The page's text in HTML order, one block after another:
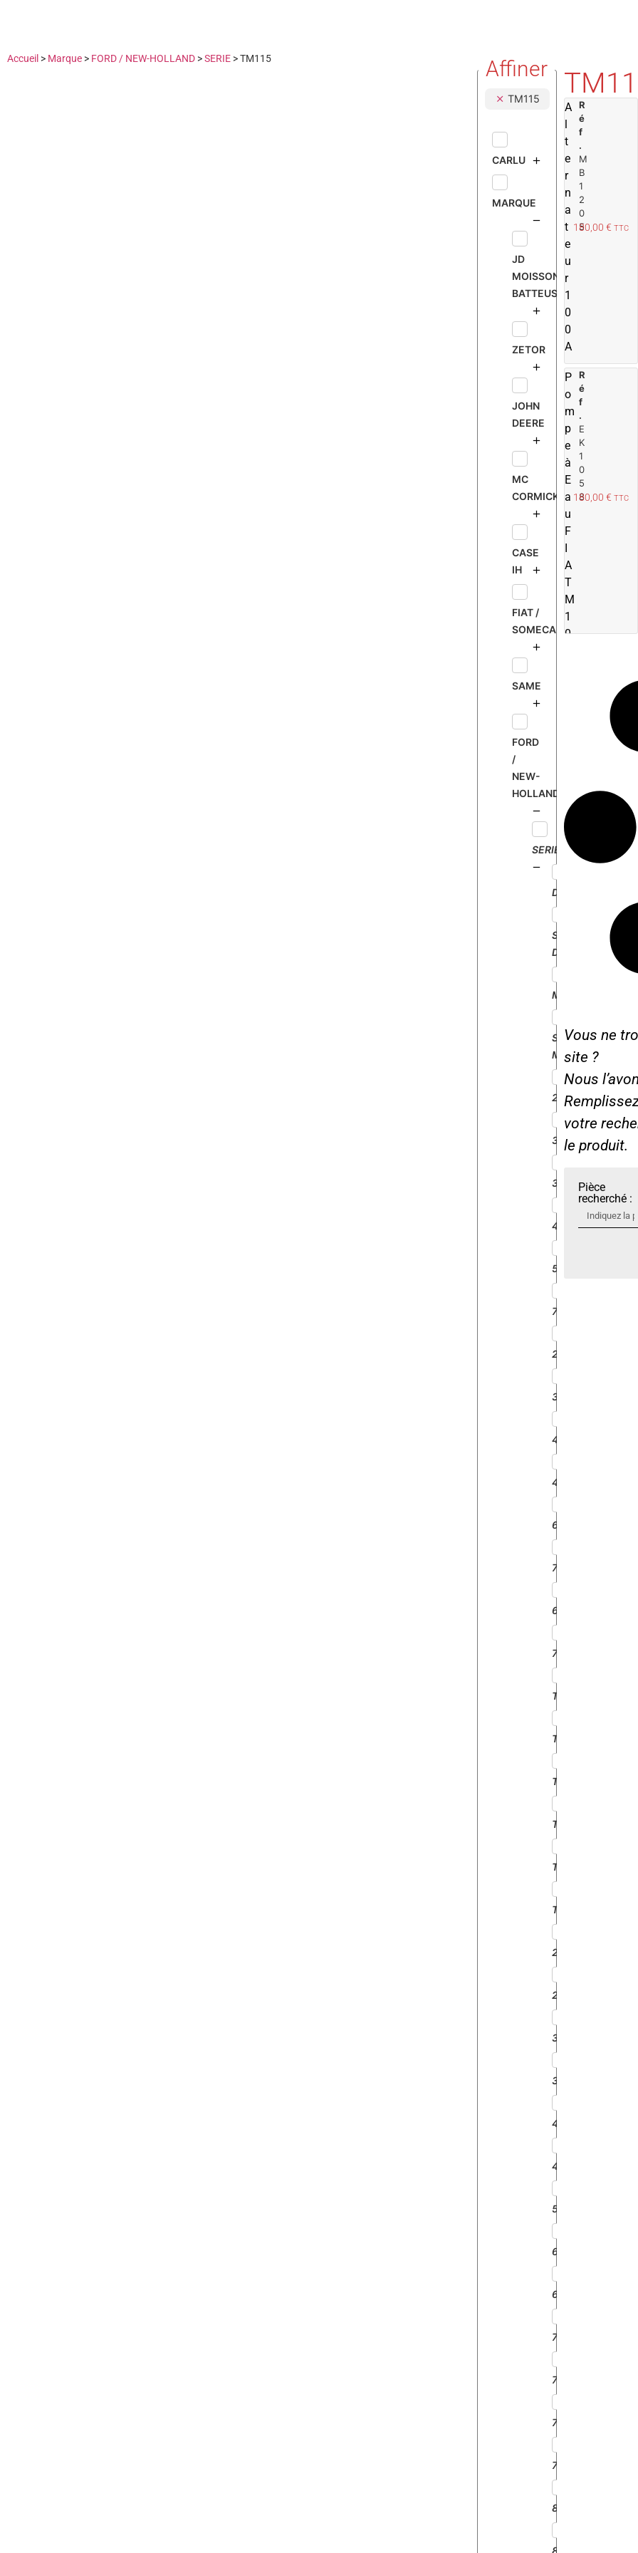
Accueil > Marque > FORD / NEW-HOLLAND >SERIE >TM115 Affiner
TM115
CARLU
MARQUE
JD
MOISSONNEUSE
BATTEUSE
ZETOR
JOHN
DEERE
MC
CORMICK
CASE
IH
FIAT /
SOMECA
SAME
FORD
/
NEW-
HOLLAND
SERIE
DEXTA
SUPER
DEXTA
MAJOR
SUPER
MAJOR
2000
3000
3055
4000
5000
7000
2600
3600
4100
4600
6600
7600
6700
7700
TW10
TW15
TW20
TW25
TW30
TW35
2610
2910
3610
3910
4110
4610
5610
6610
6810
7410
7610
7810
7910
8630
8730
A
l
t
e
r
n
a
t
e
u
r
1
0
0
A
R
é
f
.
M
B
1
2
0
5
180,00 € TTC
P
o
m
p
e
à
E
a
u
F
I
A
T
M
1
0
1
6
0
R
é
f
.
E
K
1
0
5
8
180,00 € TTC
Vous ne
site ?
Nous
votre
le produit.
Pièce
recherché :